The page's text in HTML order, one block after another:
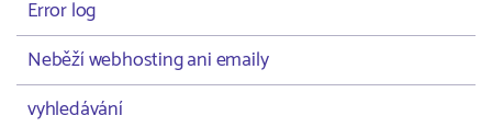
Error log
Neběží webhosting ani emaily
vyhledávání